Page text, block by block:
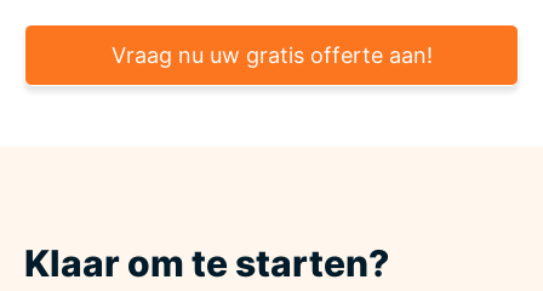
Vraag nu uw gratis offerte aan!
Klaar om te starten?